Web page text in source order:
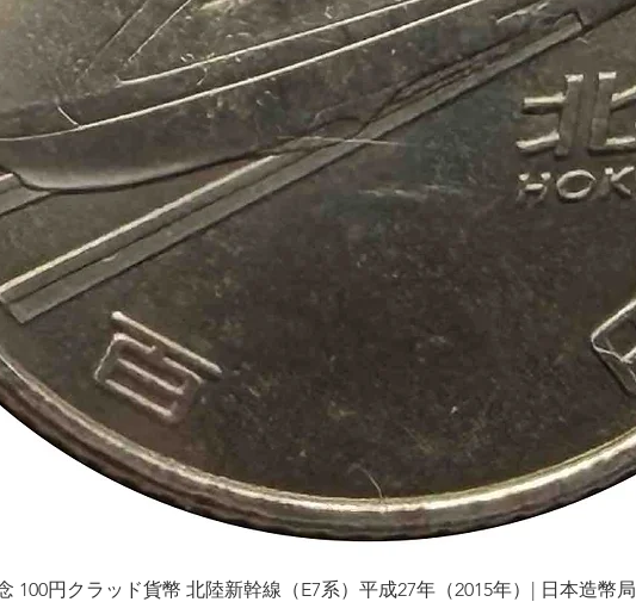
Schnellansicht
100円クラッド貨幣 北陸新幹線（E7系）平成27年（2015年）| 日本造幣